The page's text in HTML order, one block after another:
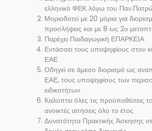
ελληνικό ΦΕΚ λόγω του
Μοριοδοτεί με 20 μόρια για
προσλήψεις και με 8 ως 2ο
Παρέχει Παιδαγωγική ΕΠΑΡΚΕΙΑ
Εντάσσει τους υποψηφίους στον
ΕΑΕ
Οδηγεί σε άμεσο διορισμό ως
ΕΑΕ, τους υποψηφίους των
ειδικοτήτων
Καλύπτει όλες τις προϋποθέσεις
ανοικτές αιτήσεις όλο το έτος
Δυνατότητα Πρακτικής Άσκησης